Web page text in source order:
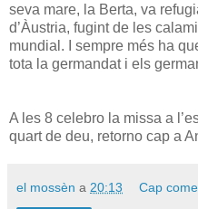
seva mare, la Berta, va
d’Àustria, fugint de les
mundial. I sempre més ha
tota la germandat i els
A les 8 celebro la missa a
quart de deu, retorno cap a
el mossèn a 20:13 Cap